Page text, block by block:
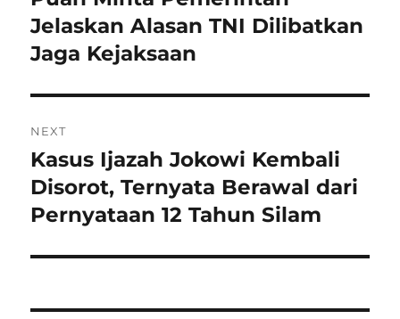
post:
Jelaskan Alasan TNI Dilibatkan
Jaga Kejaksaan
NEXT
Next
post:
Kasus Ijazah Jokowi Kembali
Disorot, Ternyata Berawal dari
Pernyataan 12 Tahun Silam